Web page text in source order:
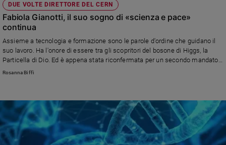
DUE VOLTE DIRETTORE DEL CERN
Fabiola Gianotti, il suo sogno di «scienza e pace»
continua
Assieme a tecnologia e formazione sono le parole d'ordine che guidano il
suo lavoro. Ha l'onore di essere tra gli scopritori del bosone di Higgs, la
Particella di Dio. Ed è appena stata riconfermata per un secondo mandato
alla guida del Cern di Ginevra
Rosanna Biffi